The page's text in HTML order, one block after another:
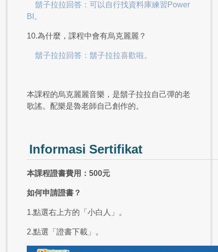
鬍子拉拉回答：可以自行找資料庫練習Power
BI。
10.為什麼，課程中會有烏克麗麗？
鬍子拉拉回答：鬍子拉拉喜歡啦。
本課程的烏克麗麗音樂，是鬍子拉拉自己彈的老
歌謠。配樂是魯老師自己創作的。
Informasi Sertifikat
本課程證書費用：500元
如何申請證書？
1.點選右上方的「小白人」。
2.點選「證書下載」。